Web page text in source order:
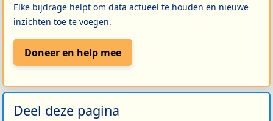
Elke bijdrage helpt om data actueel te houden en nieuwe
inzichten toe te voegen.
Doneer en help mee
Deel deze pagina